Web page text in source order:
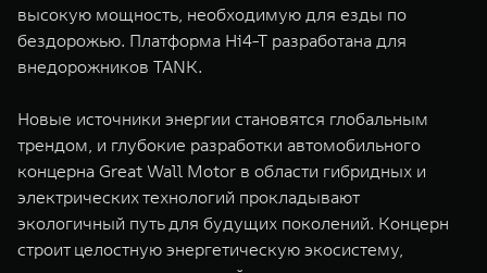
высокую мощность, необходимую для езды по
бездорожью. Платформа Hi4-T разработана для
внедорожников TANK.
Новые источники энергии становятся глобальным
трендом, и глубокие разработки автомобильного
концерна Great Wall Motor в области гибридных и
электрических технологий прокладывают
экологичный путь для будущих поколений. Концерн
строит целостную энергетическую экосистему,